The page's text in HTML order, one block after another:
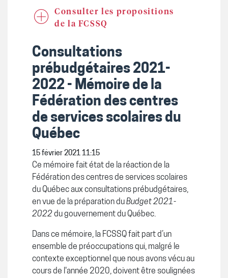
Consulter les propositions
de la FCSSQ
Consultations
prébudgétaires 2021-
2022 - Mémoire de la
Fédération des centres
de services scolaires du
Québec
15 février 2021 11:15
Ce mémoire fait état de la réaction de la
Fédération des centres de services scolaires
du Québec aux consultations prébudgétaires,
en vue de la préparation duBudget 2021-
2022du gouvernement du Québec.
Dans ce mémoire, la FCSSQ fait part d’un
ensemble de préoccupations qui, malgré le
contexte exceptionnel que nous avons vécu au
cours de l'année 2020, doivent être soulignées